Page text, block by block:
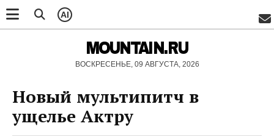
AI
MOUNTAIN.RU
ВОСКРЕСЕНЬЕ, 09 АВГУСТА, 2026
Новый мультипитч в
ущелье Актру